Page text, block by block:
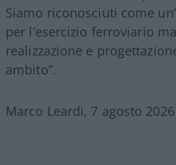
Siamo riconosciuti come
per l’esercizio ferroviario
realizzazione e
ambito”.
Marco Leardi, 7 agosto 2026